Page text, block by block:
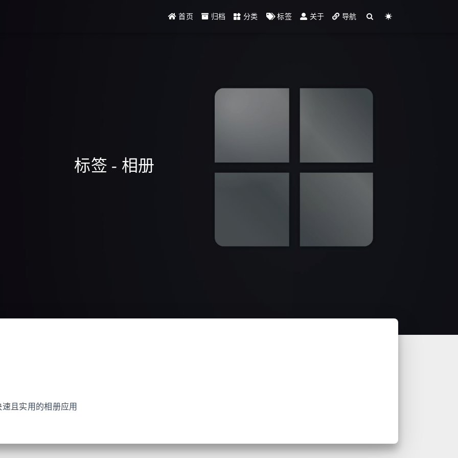
首页 归档 分类 标签 关于 导航
标签 - 相册
且实用的相册应用